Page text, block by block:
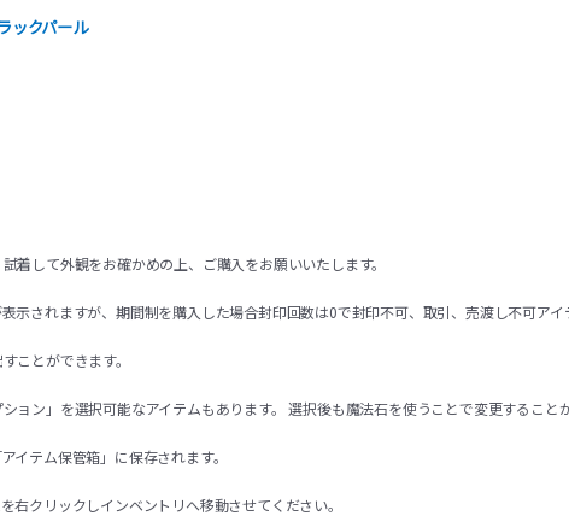
ックパール
着して外観をお確かめの上、ご購入をお願いいたします。
示されますが、期間制を購入した場合封印回数は0で封印不可、取引、売渡し不可アイ
ことができます。
ョン」を選択可能なアイテムもあります。 選択後も魔法石を使うことで変更することが
イテム保管箱」に保存されます。
右クリックしインベントリへ移動させてください。